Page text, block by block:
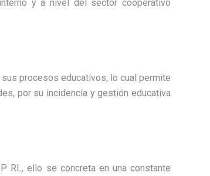
y a nivel del sector cooperativo
procesos educativos, lo cual permite
por su incidencia y gestión educativa
RL, ello se concreta en una constante